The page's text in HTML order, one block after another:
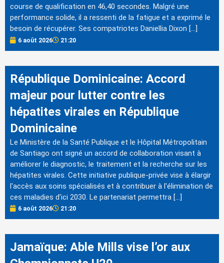
course de qualification en 46,40 secondes. Malgré une
performance solide, il a ressenti de la fatigue et a exprimé le
besoin de récupérer. Ses compatriotes Daniellia Dixon […]
6 août 2026 21:20
République Dominicaine: Accord
majeur pour lutter contre les
hépatites virales en République
Dominicaine
Le Ministère de la Santé Publique et le Hôpital Métropolitain
de Santiago ont signé un accord de collaboration visant à
améliorer le diagnostic, le traitement et la recherche sur les
hépatites virales. Cette initiative publique-privée vise à élargir
l'accès aux soins spécialisés et à contribuer à l'élimination de
ces maladies d'ici 2030. Le partenariat permettra […]
6 août 2026 21:20
Jamaïque: Able Mills vise l’or aux